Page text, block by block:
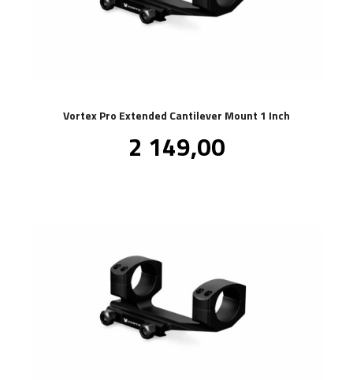
Vortex Pro Extended Cantilever Mount 1 Inch
Pris
2 149,00mva.